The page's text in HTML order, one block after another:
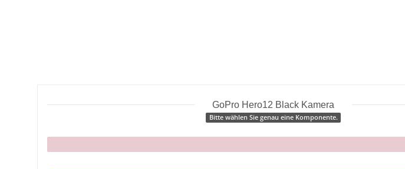
GoPro Hero12 Black Kamera
Bitte wählen Sie genau eine Komponente.
x